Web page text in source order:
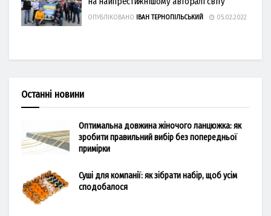
ОПУБЛІКОВАНО ІВАН ТЕРНОПІЛЬСЬКИЙ 05.02.2022
Останні новини
Оптимальна довжина жіночого ланцюжка: як
зробити правильний вибір без попередньої
примірки
Суші для компанії: як зібрати набір, щоб усім
сподобалося